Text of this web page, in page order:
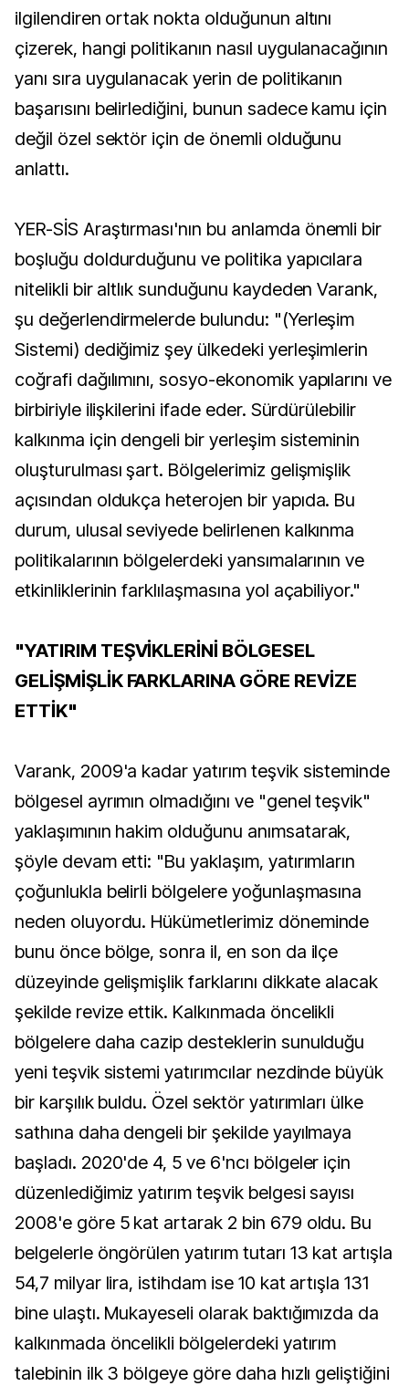
ilgilendiren ortak nokta olduğunun altını
çizerek, hangi politikanın nasıl uygulanacağının
yanı sıra uygulanacak yerin de politikanın
başarısını belirlediğini, bunun sadece kamu için
değil özel sektör için de önemli olduğunu
anlattı.
YER-SİS Araştırması'nın bu anlamda önemli bir
boşluğu doldurduğunu ve politika yapıcılara
nitelikli bir altlık sunduğunu kaydeden Varank,
şu değerlendirmelerde bulundu: "(Yerleşim
Sistemi) dediğimiz şey ülkedeki yerleşimlerin
coğrafi dağılımını, sosyo-ekonomik yapılarını ve
birbiriyle ilişkilerini ifade eder. Sürdürülebilir
kalkınma için dengeli bir yerleşim sisteminin
oluşturulması şart. Bölgelerimiz gelişmişlik
açısından oldukça heterojen bir yapıda. Bu
durum, ulusal seviyede belirlenen kalkınma
politikalarının bölgelerdeki yansımalarının ve
etkinliklerinin farklılaşmasına yol açabiliyor."
"YATIRIM TEŞVİKLERİNİ BÖLGESEL
GELİŞMİŞLİK FARKLARINA GÖRE REVİZE
ETTİK"
Varank, 2009'a kadar yatırım teşvik sisteminde
bölgesel ayrımın olmadığını ve "genel teşvik"
yaklaşımının hakim olduğunu anımsatarak,
şöyle devam etti: "Bu yaklaşım, yatırımların
çoğunlukla belirli bölgelere yoğunlaşmasına
neden oluyordu. Hükümetlerimiz döneminde
bunu önce bölge, sonra il, en son da ilçe
düzeyinde gelişmişlik farklarını dikkate alacak
şekilde revize ettik. Kalkınmada öncelikli
bölgelere daha cazip desteklerin sunulduğu
yeni teşvik sistemi yatırımcılar nezdinde büyük
bir karşılık buldu. Özel sektör yatırımları ülke
sathına daha dengeli bir şekilde yayılmaya
başladı. 2020'de 4, 5 ve 6'ncı bölgeler için
düzenlediğimiz yatırım teşvik belgesi sayısı
2008'e göre 5 kat artarak 2 bin 679 oldu. Bu
belgelerle öngörülen yatırım tutarı 13 kat artışla
54,7 milyar lira, istihdam ise 10 kat artışla 131
bine ulaştı. Mukayeseli olarak baktığımızda da
kalkınmada öncelikli bölgelerdeki yatırım
talebinin ilk 3 bölgeye göre daha hızlı geliştiğini